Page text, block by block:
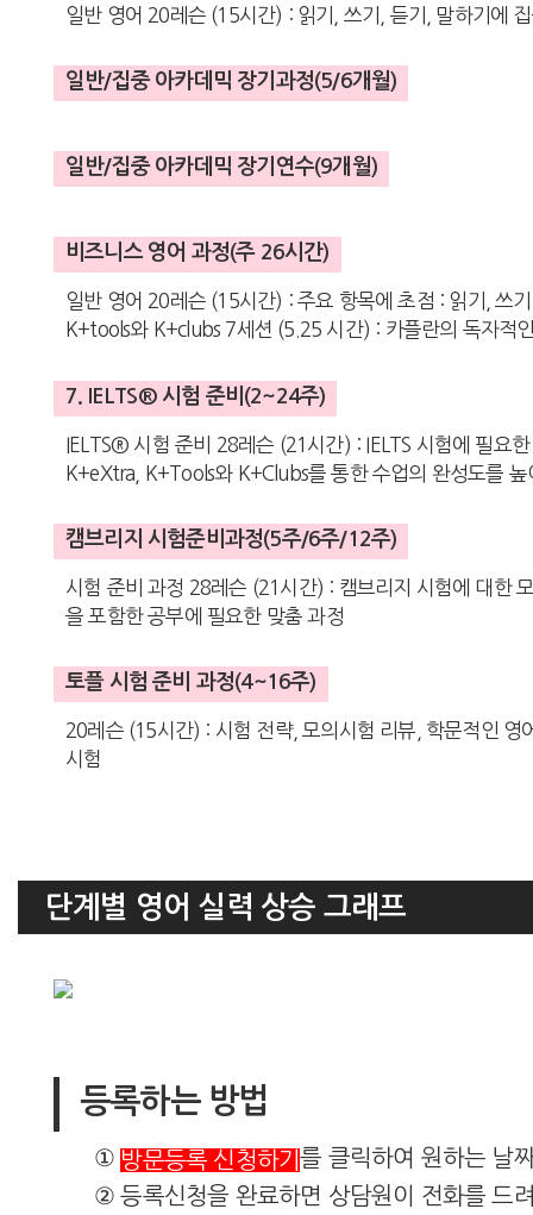
일반 영어 20레슨 (15시간) : 읽기, 쓰기, 듣기, 말하기에
일반/집중 아카데믹 장기과정(5/6개월)
일반/집중 아카데믹 장기연수(9개월)
비즈니스 영어 과정(주 26시간)
일반 영어 20레슨 (15시간) : 주요 항목에 초점 : 읽기, 쓰
K+tools와 K+clubs 7세션 (5.25 시간) : 카플란의 독자적
7. IELTS® 시험 준비(2~24주)
IELTS® 시험 준비 28레슨 (21시간) : IELTS 시험에 필요
K+eXtra, K+Tools와 K+Clubs를 통한 수업의 완성도를 높
캠브리지 시험준비과정(5주/6주/12주)
시험 준비 과정 28레슨 (21시간) : 캠브리지 시험에 대한
을 포함한 공부에 필요한 맞춤 과정
토플 시험 준비 과정(4~16주)
20레슨 (15시간) : 시험 전략, 모의시험 리뷰, 학문적인
시험
단계별 영어 실력 상승 그래프
등록하는 방법
① 방문등록 신청하기를 클릭하여 원하는 날
② 등록신청을 완료하면 상담원이 전화를 드